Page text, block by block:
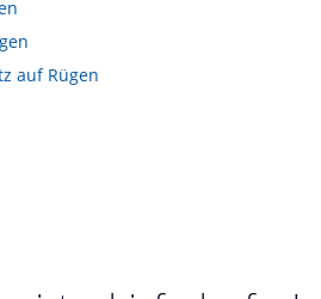
auf Rügen